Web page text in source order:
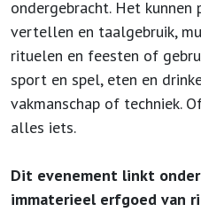
ondergebracht. Het kunnen
vertellen en taalgebruik,
rituelen en feesten of
sport en spel, eten en
vakmanschap of techniek.
alles iets.
Dit evenement linkt
immaterieel erfgoed van